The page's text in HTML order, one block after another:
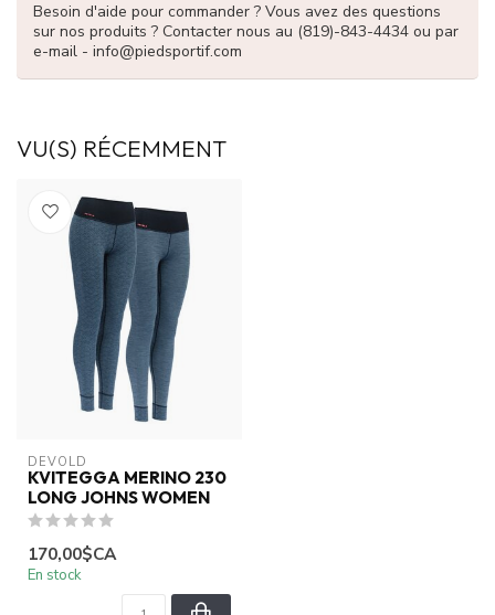
Besoin d'aide pour commander ? Vous avez des questions
sur nos produits ? Contacter nous au (819)-843-4434 ou par
e-mail - info@piedsportif.com
VU(S) RÉCEMMENT
DEVOLD
KVITEGGA MERINO 230
LONG JOHNS WOMEN
170,00$CA
En stock